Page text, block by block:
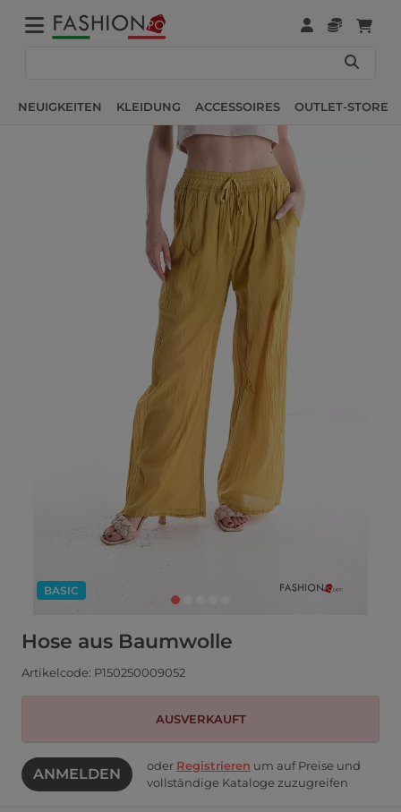
NEUIGKEITEN KLEIDUNG ACCESSOIRES OUTLET-STORE
BASIC
Hose aus Baumwolle
Artikelcode: P150250009052
AUSVERKAUFT
ANMELDEN oder Registrieren um auf Preise und
vollständige Kataloge zuzugreifen